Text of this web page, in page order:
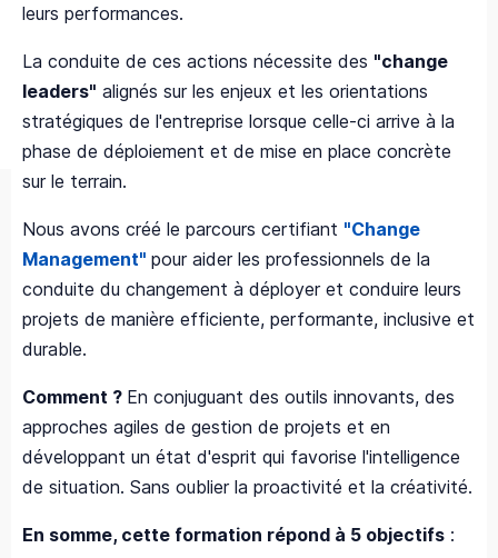
leurs performances.
La conduite de ces actions nécessite des "change
leaders" alignés sur les enjeux et les orientations
stratégiques de l'entreprise lorsque celle-ci arrive à la
phase de déploiement et de mise en place concrète
sur le terrain.
Nous avons créé le parcours certifiant "Change
Management" pour aider les professionnels de la
conduite du changement à déployer et conduire leurs
projets de manière efficiente, performante, inclusive et
durable.
Comment ? En conjuguant des outils innovants, des
approches agiles de gestion de projets et en
développant un état d'esprit qui favorise l'intelligence
de situation. Sans oublier la proactivité et la créativité.
En somme, cette formation répond à 5 objectifs :